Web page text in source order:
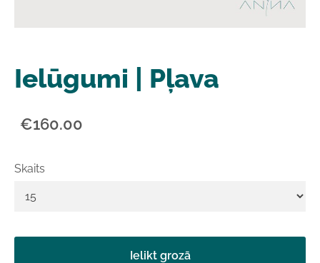
Ielūgumi | Pļava
€160.00
Skaits
Ielikt grozā